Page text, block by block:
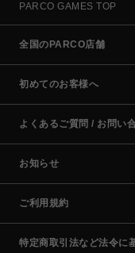
PARCO GAMES TOP
全国のPARCO店舗
初めてのお客様へ
よくあるご質問 / お問い
お知らせ
ご利用規約
特定商取引法など法令に